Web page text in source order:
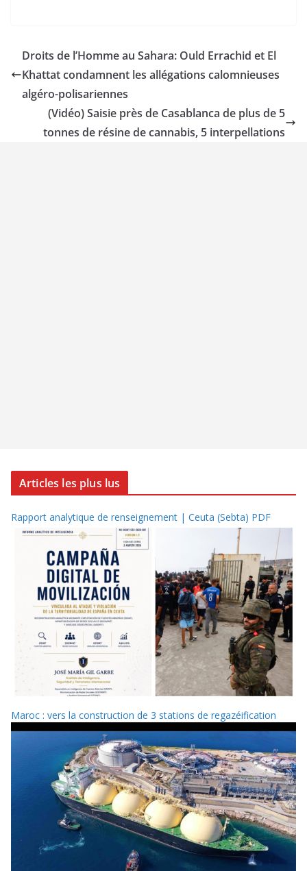
Droits de l’Homme au Sahara: Ould Errachid et El
Khattat condamnent les allégations calomnieuses
algéro-polisariennes
(Vidéo) Saisie près de Casablanca de plus de 5
tonnes de résine de cannabis, 5 interpellations
Articles les plus lus
Rapport analytique de renseignement | Ceuta (Sebta) PDF
Maroc : vers la construction de 3 stations de regazéification